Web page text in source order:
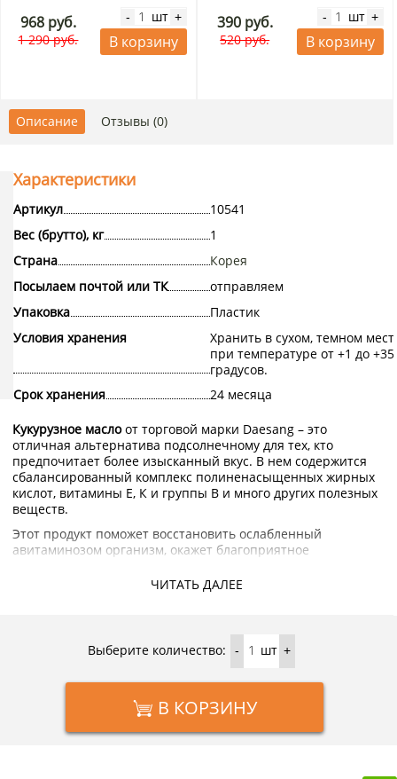
968 руб.
1 290 руб.
- шт +
В корзину
390 руб.
520 руб.
- шт +
В корзину
Описание Отзывы (0)
ЧИТАТЬ ДАЛЕЕ
Характеристики
Артикул
10541
Вес (брутто), кг
1
Страна
Корея
Посылаем почтой или ТК
отправляем
Упаковка
Пластик
Условия хранения
Хранить в сухом, темном
при температуре от +1 до +35
градусов.
Срок хранения
24 месяца
Кукурузное маслоот торговой марки Daesang – это
отличная альтернатива подсолнечному для тех, кто
предпочитает более изысканный вкус. В нем содержится
сбалансированный комплекс полиненасыщенных жирных
кислот, витамины Е, К и группы В и много других полезных
веществ.
Этот продукт поможет восстановить ослабленный
авитаминозом организм, окажет благоприятное
Устойчивость к высоким температурам позволяет
Купить кукурузное масло Daesang с доставкой на дом по
KorShop.ru.
Выберите количество: - шт +
В КОРЗИНУ